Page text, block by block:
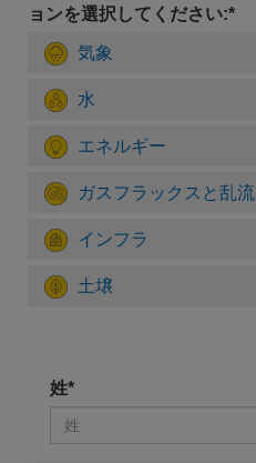
ョンを選択してください:*
気象
水
エネルギー
ガスフラックスと乱流
インフラ
土壌
姓*